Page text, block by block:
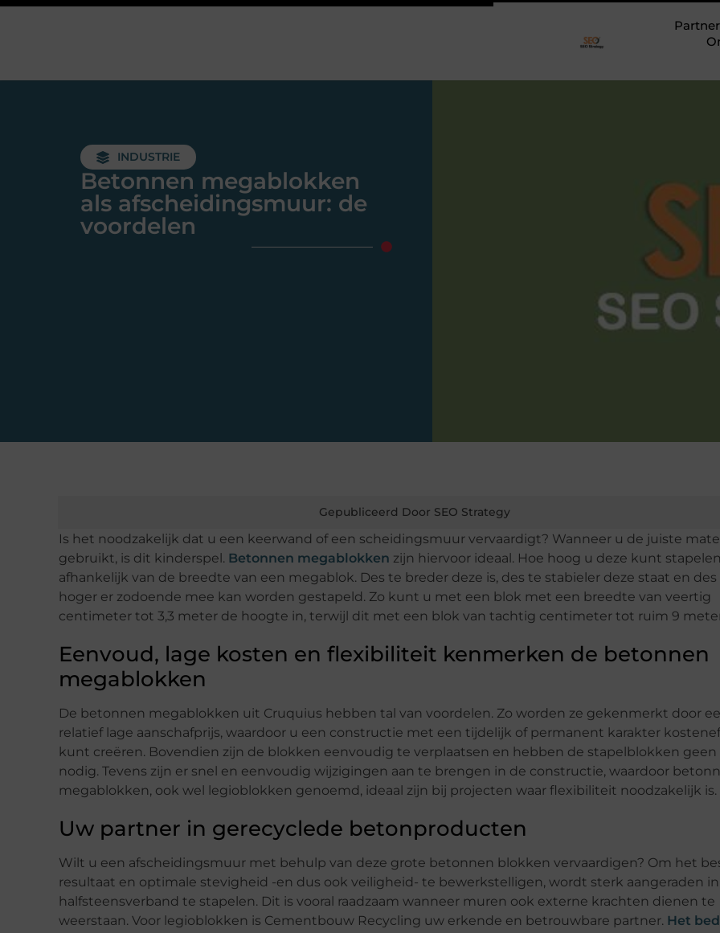
INDUSTRIE
Betonnen megablokken
als afscheidingsmuur: de
voordelen
Gepubliceerd Door SEO Strategy
Is het noodzakelijk dat u een keerwand of een scheidingsmuur vervaardigt? Wanneer u de juiste
gebruikt, is dit kinderspel. Betonnen megablokken zijn hiervoor ideaal. Hoe hoog u deze kunt
afhankelijk van de breedte van een megablok. Des te breder deze is, des te stabieler deze staat en des
hoger er zodoende mee kan worden gestapeld. Zo kunt u met een blok met een breedte van veertig
centimeter tot 3,3 meter de hoogte in, terwijl dit met een blok van tachtig centimeter tot ruim 9
Eenvoud, lage kosten en flexibiliteit kenmerken de betonnen
megablokken
De betonnen megablokken uit Cruquius hebben tal van voordelen. Zo worden ze gekenmerkt door
relatief lage aanschafprijs, waardoor u een constructie met een tijdelijk of permanent karakter
kunt creëren. Bovendien zijn de blokken eenvoudig te verplaatsen en hebben de stapelblokken geen
nodig. Tevens zijn er snel en eenvoudig wijzigingen aan te brengen in de constructie, waardoor
megablokken, ook wel legioblokken genoemd, ideaal zijn bij projecten waar flexibiliteit noodzakelijk is.
Uw partner in gerecyclede betonproducten
Wilt u een afscheidingsmuur met behulp van deze grote betonnen blokken vervaardigen? Om het
resultaat en optimale stevigheid -en dus ook veiligheid- te bewerkstelligen, wordt sterk aangeraden in
halfsteensverband te stapelen. Dit is vooral raadzaam wanneer muren ook externe krachten dienen te
weerstaan. Voor legioblokken is Cementbouw Recycling uw erkende en betrouwbare partner. Het